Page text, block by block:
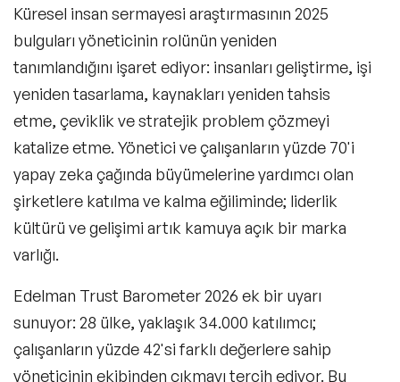
Küresel insan sermayesi araştırmasının 2025
bulguları yöneticinin rolünün yeniden
tanımlandığını işaret ediyor: insanları geliştirme, işi
yeniden tasarlama, kaynakları yeniden tahsis
etme, çeviklik ve stratejik problem çözmeyi
katalize etme. Yönetici ve çalışanların yüzde 70'i
yapay zeka çağında büyümelerine yardımcı olan
şirketlere katılma ve kalma eğiliminde; liderlik
kültürü ve gelişimi artık kamuya açık bir marka
varlığı.
Edelman Trust Barometer 2026 ek bir uyarı
sunuyor: 28 ülke, yaklaşık 34.000 katılımcı;
çalışanların yüzde 42'si farklı değerlere sahip
yöneticinin ekibinden çıkmayı tercih ediyor. Bu
Filtrele
Konular
Exclusive Konuşmacılar
Kişisel Dönüşüm Konuşmacıları
Sürdürülebilirlik Konuşmacıları